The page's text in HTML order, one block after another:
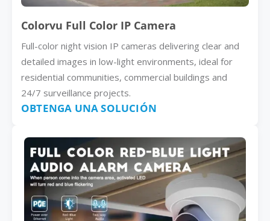
Colorvu Full Color IP Camera
Full-color night vision IP cameras delivering clear and
detailed images in low-light environments, ideal for
residential communities, commercial buildings and
24/7 surveillance projects.
OBTENGA UNA SOLUCIÓN